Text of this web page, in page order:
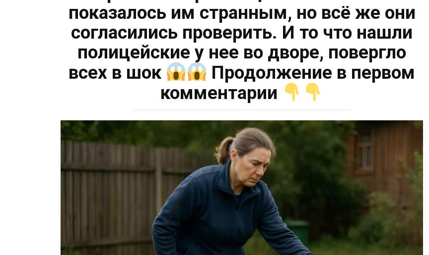
показалось им странным, но всё же они
согласились проверить. И то что нашли
полицейские у нее во дворе, повергло
всех в шок
Продолжение в первом
комментарии